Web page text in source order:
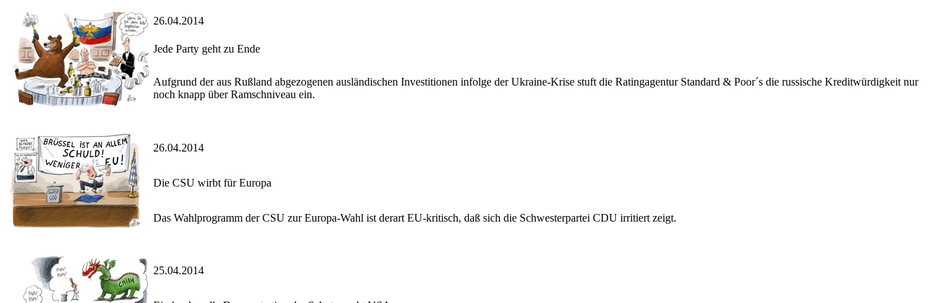
26.04.2014
Jede Party geht zu Ende
Aufgrund der aus Rußland abgezogenen ausländischen Investitionen infolge der Ukraine-Krise stuft die Ratingagentur Standard & Poor´s die russische Kreditwürdigkeit nur
noch knapp über Ramschniveau ein.
26.04.2014
Die CSU wirbt für Europa
Das Wahlprogramm der CSU zur Europa-Wahl ist derart EU-kritisch, daß sich die Schwesterpartei CDU irritiert zeigt.
25.04.2014